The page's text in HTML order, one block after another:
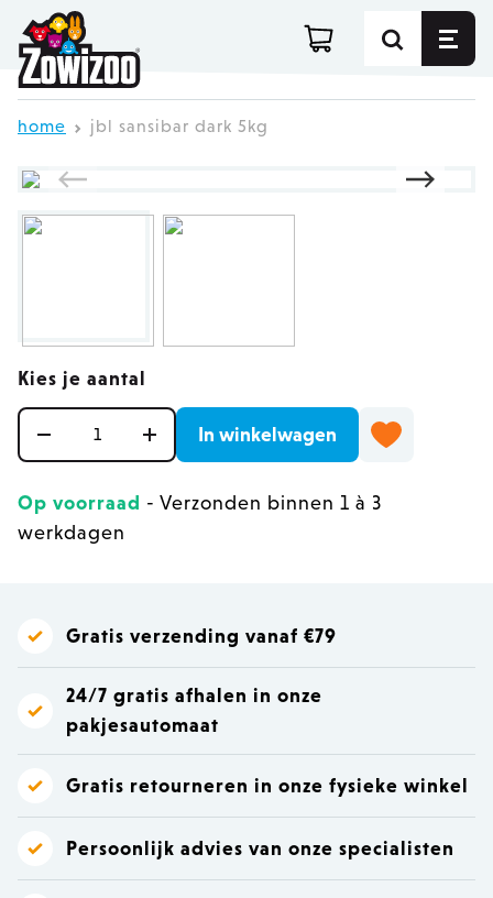
Ga direct door naar de inhoud
home jbl sansibar dark 5kg
Kies je aantal
In winkelwagen
Op voorraad - Verzonden binnen 1 à 3
werkdagen
Gratis verzending vanaf €79
24/7 gratis afhalen in onze
pakjesautomaat
Gratis retourneren in onze fysieke winkel
Persoonlijk advies van onze specialisten